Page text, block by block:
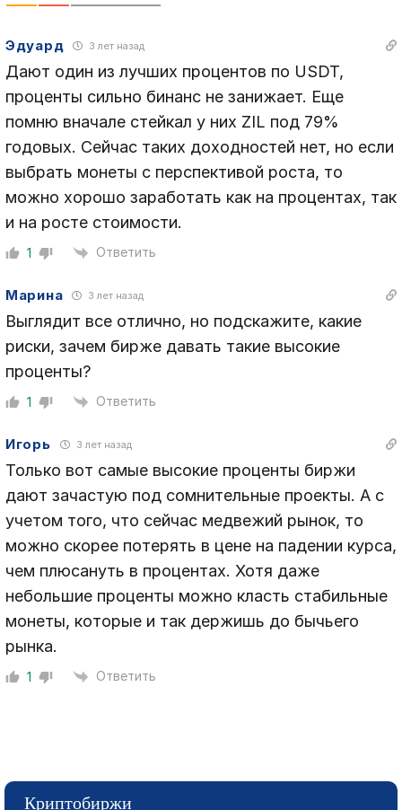
Эдуард 3 лет назад
Дают один из лучших процентов по USDT,
проценты сильно бинанс не занижает. Еще
помню вначале стейкал у них ZIL под 79%
годовых. Сейчас таких доходностей нет, но если
выбрать монеты с перспективой роста, то
можно хорошо заработать как на процентах, так
и на росте стоимости.
1 Ответить
Марина 3 лет назад
Выглядит все отлично, но подскажите, какие
риски, зачем бирже давать такие высокие
проценты?
1 Ответить
Игорь 3 лет назад
Только вот самые высокие проценты биржи
дают зачастую под сомнительные проекты. А с
учетом того, что сейчас медвежий рынок, то
можно скорее потерять в цене на падении курса,
чем плюсануть в процентах. Хотя даже
небольшие проценты можно класть стабильные
монеты, которые и так держишь до бычьего
рынка.
1 Ответить
Криптобиржи